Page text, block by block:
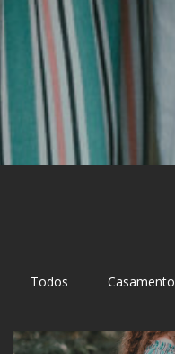
Todos Casamento